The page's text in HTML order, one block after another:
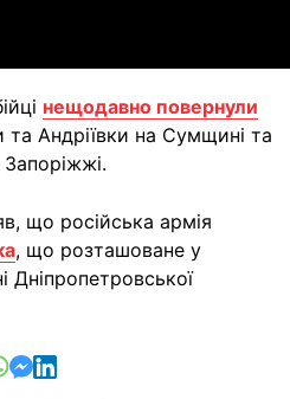
нещодавно повернули
та Андріївки на Сумщині та
що російська армія
, що розташоване у
Дніпропетровської
у Telegram
у Facebook
у Xу Viber
відправити у Whatsapp
відправити у Messenger
відправити у LinkedIn